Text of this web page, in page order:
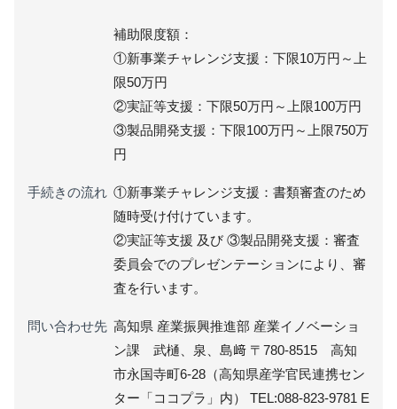
補助限度額：
①新事業チャレンジ支援：下限10万円～上
限50万円
②実証等支援：下限50万円～上限100万円
③製品開発支援：下限100万円～上限750万
円
手続きの流れ ①新事業チャレンジ支援：書類審査のため
随時受け付けています。
②実証等支援 及び ③製品開発支援：審査
委員会でのプレゼンテーションにより、審
査を行います。
問い合わせ先 高知県 産業振興推進部 産業イノベーショ
ン課 武樋、泉、島﨑 〒780-8515 高知
市永国寺町6-28（高知県産学官民連携セン
ター「ココプラ」内） TEL:088-823-9781 E